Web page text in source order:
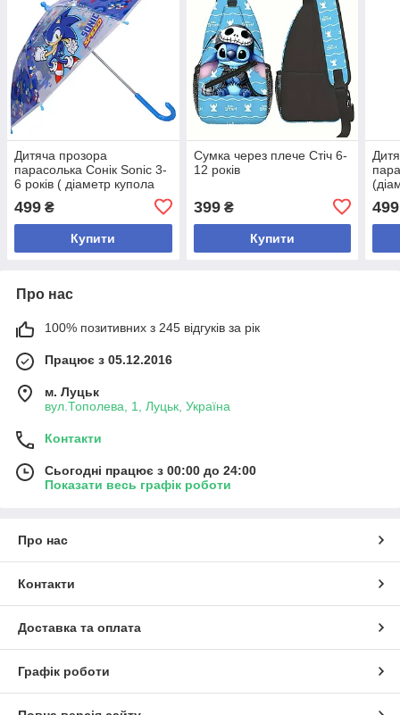
Дитяча прозора
парасолька Сонік Sonic 3-
6 років ( діаметр купола
499 ₴
Купити
Сумка через плече Стіч 6-
12 років
399₴
Купити
499
Про нас
100% позитивних з 245 відгуків за рік
Працює з 05.12.2016
м. Луцьк
вул.Тополева, 1, Луцьк, Україна
Контакти
Сьогодні працює з 00:00 до 24:00
Показати весь графік роботи
Про нас
Контакти
Доставка та оплата
Графік роботи